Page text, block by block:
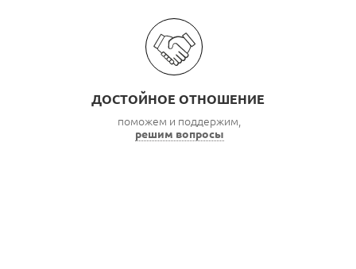
ДОСТОЙНОЕ ОТНОШЕНИЕ
поможем и поддержим,
решим вопросы